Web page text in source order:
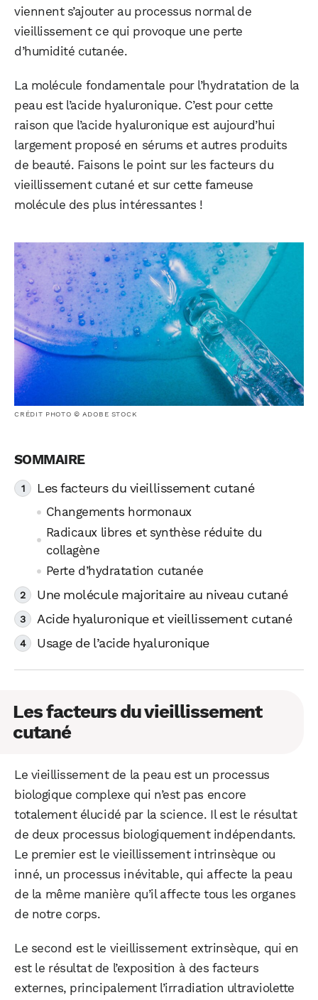
viennent s’ajouter au processus normal de
vieillissement ce qui provoque une perte
d’humidité cutanée.
La molécule fondamentale pour l’hydratation de la
peau est l’acide hyaluronique. C’est pour cette
raison que l’acide hyaluronique est aujourd’hui
largement proposé en sérums et autres produits
de beauté. Faisons le point sur les facteurs du
vieillissement cutané et sur cette fameuse
molécule des plus intéressantes !
CRÉDIT PHOTO © ADOBE STOCK
Les facteurs du vieillissement cutané
Changements hormonaux
Radicaux libres et synthèse réduite du
collagène
Perte d’hydratation cutanée
Une molécule majoritaire au niveau cutané
Acide hyaluronique et vieillissement cutané
Usage de l’acide hyaluronique
Les facteurs du vieillissement
cutané
Le vieillissement de la peau est un processus
biologique complexe qui n’est pas encore
totalement élucidé par la science. Il est le résultat
de deux processus biologiquement indépendants.
Le premier est le vieillissement intrinsèque ou
inné, un processus inévitable, qui affecte la peau
de la même manière qu’il affecte tous les organes
de notre corps.
Le second est le vieillissement extrinsèque, qui en
est le résultat de l’exposition à des facteurs
externes, principalement l’irradiation ultraviolette